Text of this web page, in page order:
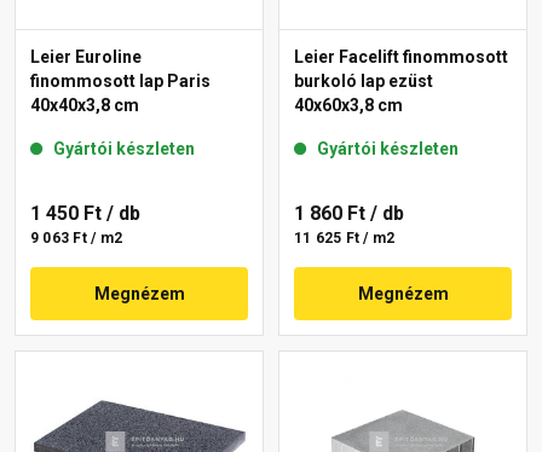
Leier Euroline
finommosott lap Paris
40x40x3,8 cm
Gyártói készleten
1 450 Ft / db
9 063 Ft / m2
Megnézem
Leier Facelift finommosott
burkoló lap ezüst
40x60x3,8 cm
Gyártói készleten
1 860 Ft / db
11 625 Ft / m2
Megnézem